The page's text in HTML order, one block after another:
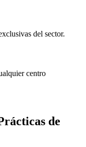
del sector.
centro
de